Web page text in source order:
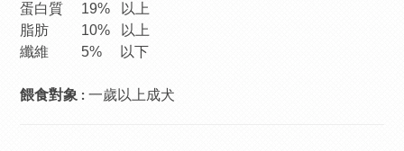
蛋白質 19% 以上
脂肪 10% 以上
纖維
5% 以下
餵食對象 : 一歲以上成犬